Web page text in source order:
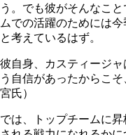
う。でも彼がそんなこ
ムでの活躍のためには
と考えているはず。
彼自身、カスティージ
う自信があったからこ
宮氏）
では、トップチームに